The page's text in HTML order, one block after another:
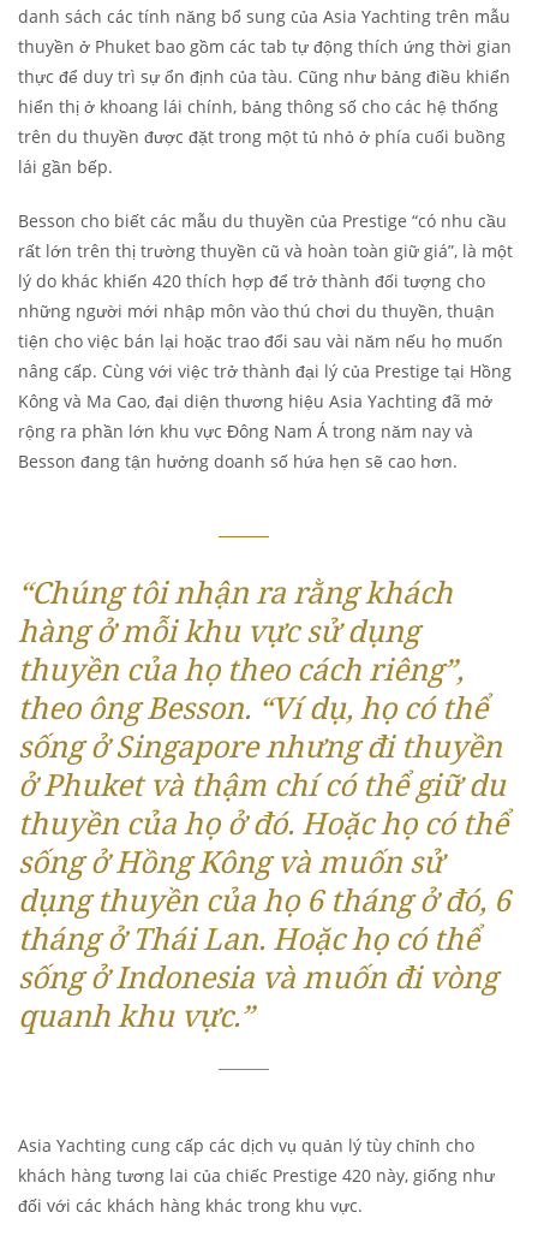
danh sách các tính năng bổ sung của Asia Yachting trên mẫu
thuyền ở Phuket bao gồm các tab tự động thích ứng thời gian
thực để duy trì sự ổn định của tàu. Cũng như bảng điều khiển
hiển thị ở khoang lái chính, bảng thông số cho các hệ thống
trên du thuyền được đặt trong một tủ nhỏ ở phía cuối buồng
lái gần bếp.
Besson cho biết các mẫu du thuyền của Prestige “có nhu cầu
rất lớn trên thị trường thuyền cũ và hoàn toàn giữ giá”, là một
lý do khác khiến 420 thích hợp để trở thành đối tượng cho
những người mới nhập môn vào thú chơi du thuyền, thuận
tiện cho việc bán lại hoặc trao đổi sau vài năm nếu họ muốn
nâng cấp. Cùng với việc trở thành đại lý của Prestige tại Hồng
Kông và Ma Cao, đại diện thương hiệu Asia Yachting đã mở
rộng ra phần lớn khu vực Đông Nam Á trong năm nay và
Besson đang tận hưởng doanh số hứa hẹn sẽ cao hơn.
“Chúng tôi nhận ra rằng khách
hàng ở mỗi khu vực sử dụng
thuyền của họ theo cách riêng”,
theo ông Besson. “Ví dụ, họ có thể
sống ở Singapore nhưng đi thuyền
ở Phuket và thậm chí có thể giữ du
thuyền của họ ở đó. Hoặc họ có thể
sống ở Hồng Kông và muốn sử
dụng thuyền của họ 6 tháng ở đó, 6
tháng ở Thái Lan. Hoặc họ có thể
sống ở Indonesia và muốn đi vòng
quanh khu vực.”
Asia Yachting cung cấp các dịch vụ quản lý tùy chỉnh cho
khách hàng tương lai của chiếc Prestige 420 này, giống như
đối với các khách hàng khác trong khu vực.